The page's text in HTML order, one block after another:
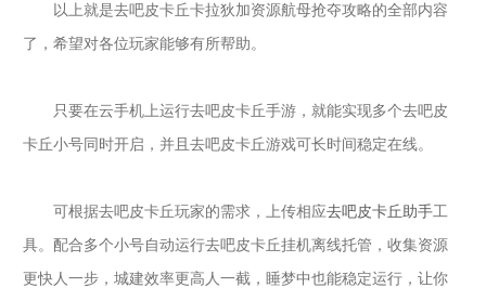
以上就是去吧皮卡丘卡拉狄加资源航母抢夺攻略的全部内容
了，希望对各位玩家能够有所帮助。
只要在云手机上运行去吧皮卡丘手游，就能实现多个去吧皮
卡丘小号同时开启，并且去吧皮卡丘游戏可长时间稳定在线。
可根据去吧皮卡丘玩家的需求，上传相应去吧皮卡丘助手工
具。配合多个小号自动运行去吧皮卡丘挂机离线托管，收集资源
更快人一步，城建效率更高人一截，睡梦中也能稳定运行，让你